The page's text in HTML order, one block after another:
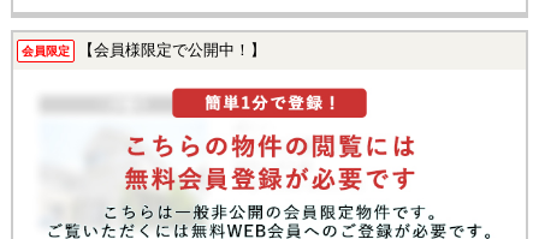
会員限定 【会員様限定で公開中！】